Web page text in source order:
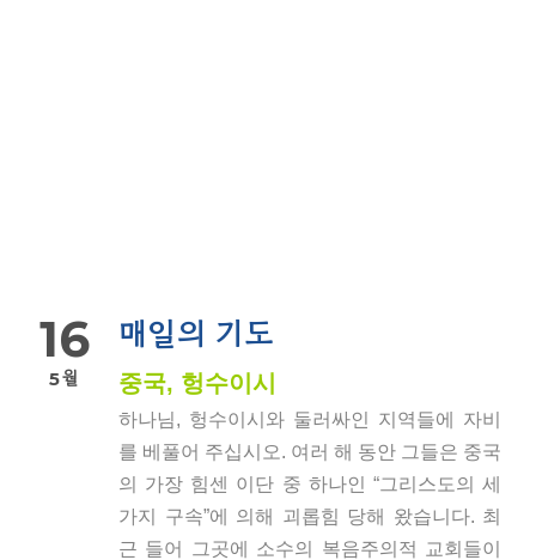
16
5월
매일의 기도
중국, 헝수이시
하나님, 헝수이시와 둘러싸인 지역들에 자비
를 베풀어 주십시오. 여러 해 동안 그들은 중국
의 가장 힘센 이단 중 하나인 “그리스도의 세
가지 구속”에 의해 괴롭힘 당해 왔습니다. 최
근 들어 그곳에 소수의 복음주의적 교회들이